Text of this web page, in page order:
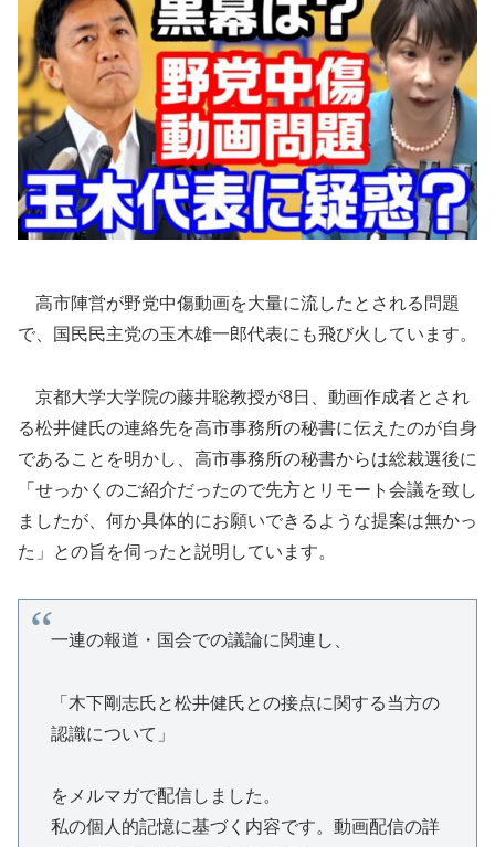
高市陣営が野党中傷動画を大量に流したとされる問題
で、国民民主党の玉木雄一郎代表にも飛び火しています。
京都大学大学院の藤井聡教授が8日、動画作成者とされ
る松井健氏の連絡先を高市事務所の秘書に伝えたのが自身
であることを明かし、高市事務所の秘書からは総裁選後に
「せっかくのご紹介だったので先方とリモート会議を致し
ましたが、何か具体的にお願いできるような提案は無かっ
た」との旨を伺ったと説明しています。
一連の報道・国会での議論に関連し、
「木下剛志氏と松井健氏との接点に関する当方の
認識について」
をメルマガで配信しました。
私の個人的記憶に基づく内容です。動画配信の詳